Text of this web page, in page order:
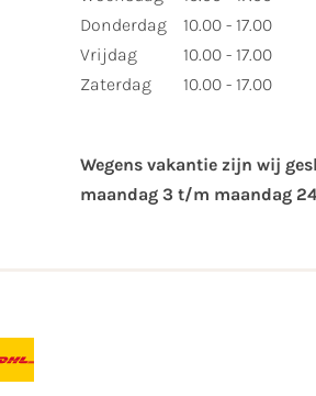
Donderdag
Vrijdag
Zaterdag
10.00 - 17.00
10.00 - 17.00
10.00 - 17.00
Wegens vakantie zijn wij
maandag 3 t/m maandag